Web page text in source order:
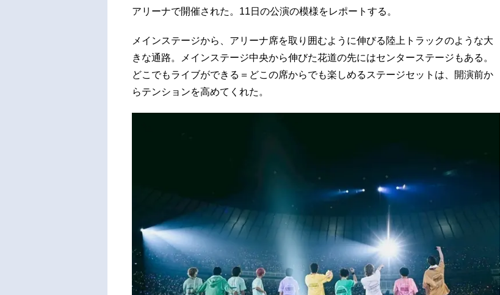
アリーナで開催された。11日の公演の模様をレポートする。
メインステージから、アリーナ席を取り囲むように伸びる陸上トラックのような大
きな通路。メインステージ中央から伸びた花道の先にはセンターステージもある。
どこでもライブができる＝どこの席からでも楽しめるステージセットは、開演前か
らテンションを高めてくれた。